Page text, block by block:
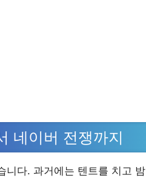
네이버 전쟁까지
니다. 과거에는 텐트를 치고 밤